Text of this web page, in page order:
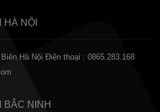
HÀ NỘI
Hà Nội Điện thoại : 0865.283.168
BẮC NINH